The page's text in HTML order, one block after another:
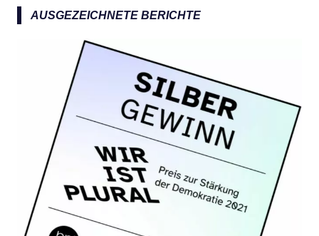
AUSGEZEICHNETE BERICHTE